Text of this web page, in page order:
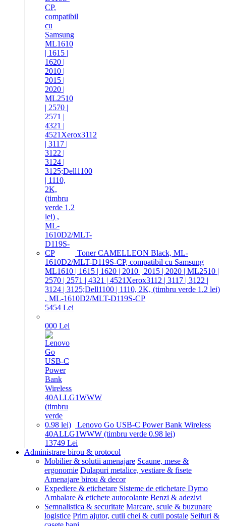
Toner CAMELLEON Black, ML-
1610D2/MLT-D119S-CP, compatibil cu Samsung
ML1610 | 1615 | 1620 | 2010 | 2015 | 2020 | ML2510 |
2570 | 2571 | 4321 | 4521Xerox3112 | 3117 | 3122 |
3124 | 3125;Dell1100 | 1110, 2K, (timbru verde 1.2 lei)
, ML-1610D2/MLT-D119S-CP
5454 Lei
000 Lei
Lenovo Go USB-C Power Bank Wireless
40ALLG1WWW (timbru verde 0.98 lei)
13749 Lei
Administrare birou & protocol
Mobilier & solutii amenajare Scaune, mese &
ergonomie Dulapuri metalice, vestiare & fisete
Amenajare birou & decor
Expediere & etichetare Sisteme de etichetare Dymo
Ambalare & etichete autocolante Benzi & adezivi
Semnalistica & securitate Marcare, scule & buzunare
logistice Prim ajutor, cutii chei & cutii postale Seifuri &